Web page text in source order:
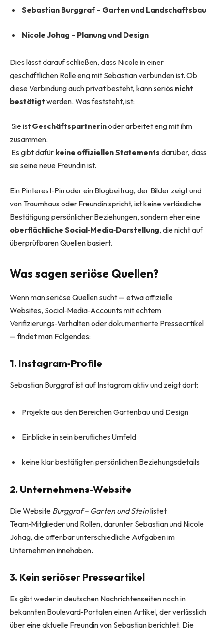
Sebastian Burggraf – Garten und Landschaftsbau
Nicole Johag – Planung und Design
Dies lässt darauf schließen, dass Nicole in einer
geschäftlichen Rolle eng mit Sebastian verbunden ist. Ob
diese Verbindung auch privat besteht, kann seriös nicht
bestätigt werden. Was feststeht, ist:
Sie ist Geschäftspartnerinoder arbeitet eng mit ihm
zusammen.
Es gibt dafür keine offiziellen Statements darüber, dass
sie seine neue Freundin ist.
Ein Pinterest‑Pin oder ein Blogbeitrag, der Bilder zeigt und
von Traumhaus oder Freundin spricht, ist keine verlässliche
Bestätigung persönlicher Beziehungen, sondern eher eine
oberflächliche Social‑Media‑Darstellung, die nicht auf
überprüfbaren Quellen basiert.
Was sagen seriöse Quellen?
Wenn man seriöse Quellen sucht — etwa offizielle
Websites, Social‑Media‑Accounts mit echtem
Verifizierungs‑Verhalten oder dokumentierte Presseartikel
— findet man Folgendes:
1. Instagram‑Profile
Sebastian Burggraf ist auf Instagram aktiv und zeigt dort:
Projekte aus den Bereichen Gartenbau und Design
Einblicke in sein berufliches Umfeld
keine klar bestätigten persönlichen Beziehungsdetails
2. Unternehmens‑Website
Die Website Burggraf – Garten und Steinlistet
Team‑Mitglieder und Rollen, darunter Sebastian und Nicole
Johag, die offenbar unterschiedliche Aufgaben im
Unternehmen innehaben.
3. Kein seriöser Presseartikel
Es gibt weder in deutschen Nachrichtenseiten noch in
bekannten Boulevard‑Portalen einen Artikel, der verlässlich
über eine aktuelle Freundin von Sebastian berichtet. Die